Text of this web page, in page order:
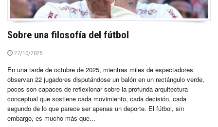
Sobre una filosofía del fútbol
27/10/2025
En una tarde de octubre de 2025, mientras miles de espectadores
observan 22 jugadores disputándose un balón en un rectángulo verde,
pocos son capaces de reflexionar sobre la profunda arquitectura
conceptual que sostiene cada movimiento, cada decisión, cada
segundo de lo que parece ser apenas un deporte. El fútbol, sin
embargo, es mucho más que...